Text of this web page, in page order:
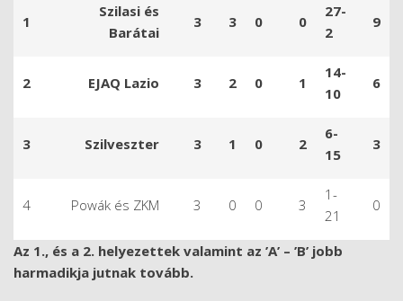
1
Szilasi és
Barátai
3 3 0 0
27-
2
9
2 EJAQ Lazio 3 2 0 1
14-
10
6
3 Szilveszter 3 1 0 2
6-
15
3
4 Powák és ZKM 3 0 0 3
1-
21
0
Az 1., és a 2. helyezettek valamint az ’A’ – ’B’ jobb
harmadikja jutnak tovább.